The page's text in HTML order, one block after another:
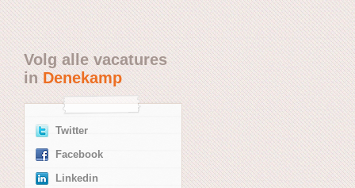
Volg alle vacatures
in Denekamp
Twitter
Facebook
Linkedin